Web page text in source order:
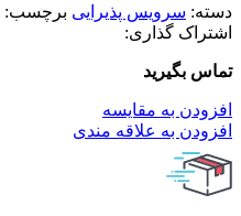
دسته: سرویس پذیرایی برچسب:
اشتراک گذاری:
تماس بگیرید
افزودن به مقایسه
افزودن به علاقه مندی